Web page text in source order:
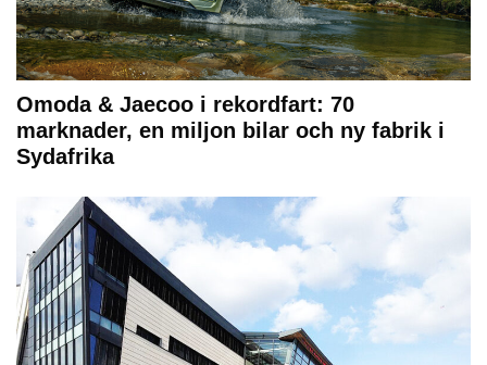
Omoda & Jaecoo i rekordfart: 70
marknader, en miljon bilar och ny fabrik i
Sydafrika